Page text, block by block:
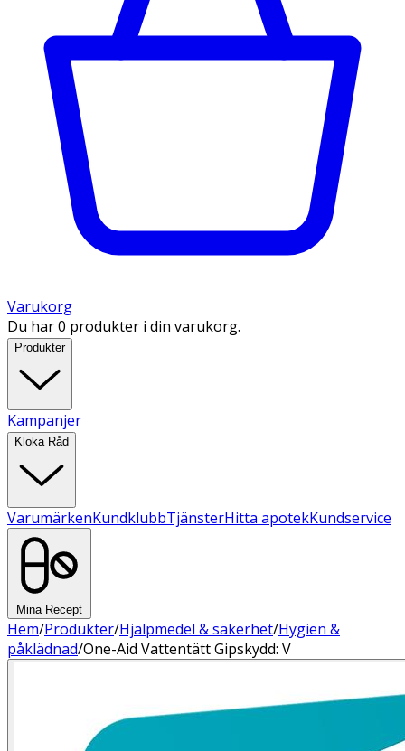
Varukorg
Du har 0 produkter i din varukorg.
Produkter
Kampanjer
Kloka Råd
VarumärkenKundklubbTjänsterHitta apotekKundservice
Mina Recept
Hem/Produkter/Hjälpmedel & säkerhet/Hygien &
påklädnad/One-Aid Vattentätt Gipskydd: V